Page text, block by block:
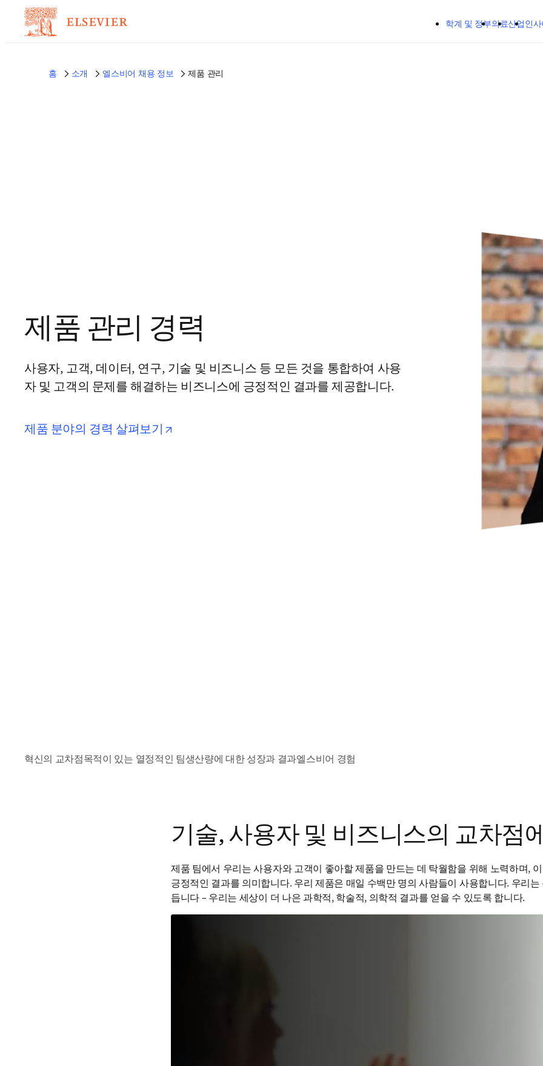
학계 및 정부의료산업인
홈 소개 엘스비어 채용 정보 제품 관리
제품 관리 경력
사용자, 고객, 데이터, 연구, 기술 및 비즈니스 등 모든 것을 통합하여 사용
자 및 고객의 문제를 해결하는 비즈니스에 긍정적인 결과를 제공합니다.
제품 분야의 경력 살펴보기
혁신의 교차점목적이 있는 열정적인 팀생산량에 대한 성장과 결과엘스비어 경험
기술, 사용자 및 비즈니스의 교차점
제품 팀에서 우리는 사용자와 고객이 좋아할 제품을 만드는 데 탁월함을 위해 노력하며,
긍정적인 결과를 의미합니다. 우리 제품은 매일 수백만 명의 사람들이 사용합니다. 우리
듭니다 – 우리는 세상이 더 나은 과학적, 학술적, 의학적 결과를 얻을 수 있도록 합니다.